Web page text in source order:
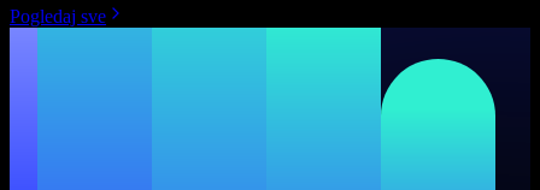
Pogledaj sve